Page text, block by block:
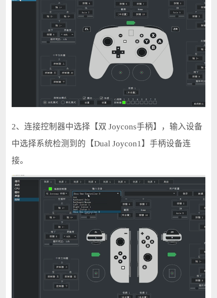
2、连接控制器中选择【双 Joycons手柄】，输入设备
中选择系统检测到的【Dual Joycon1】手柄设备连
接。